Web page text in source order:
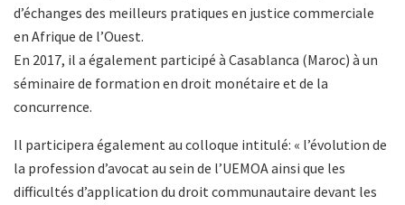
d’échanges des meilleurs pratiques en justice commerciale
en Afrique de l’Ouest.
En 2017, il a également participé à Casablanca (Maroc) à un
séminaire de formation en droit monétaire et de la
concurrence.
Il participera également au colloque intitulé: « l’évolution de
la profession d’avocat au sein de l’UEMOA ainsi que les
difficultés d’application du droit communautaire devant les